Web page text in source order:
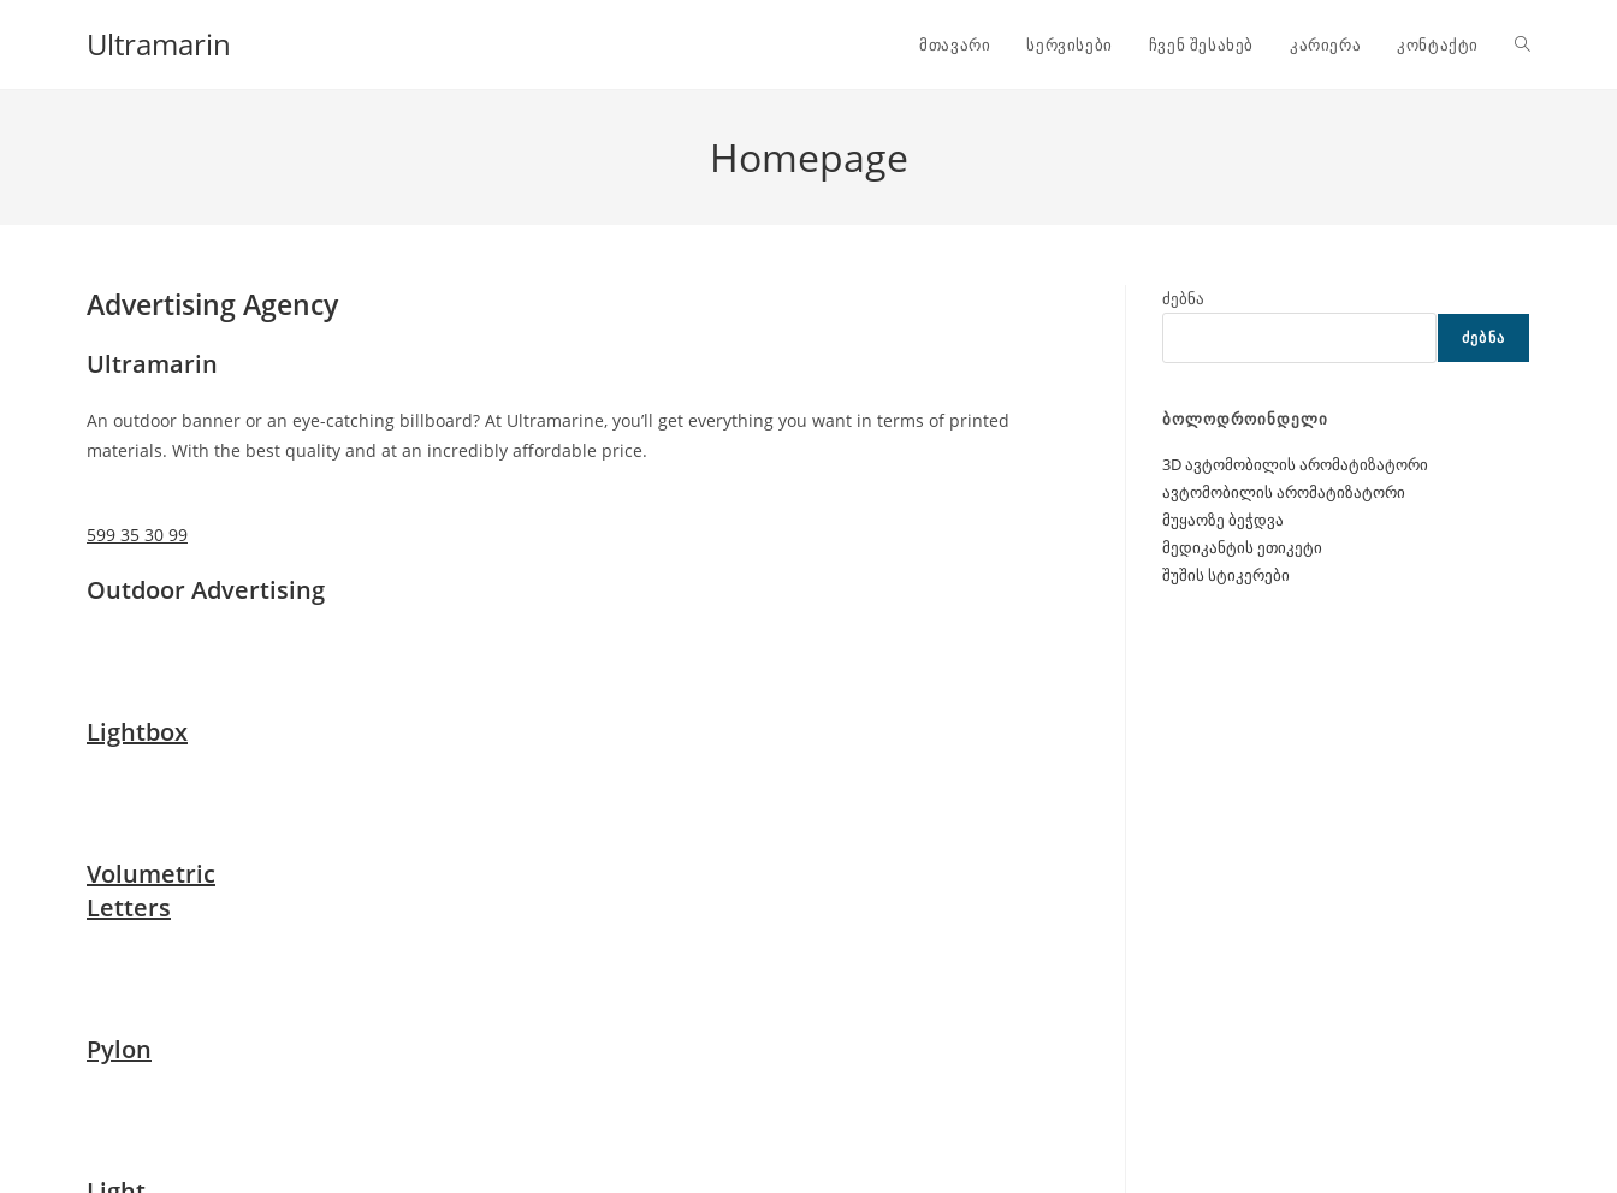
Ultramarin მთავარი სერვისები ჩვენ შესახებ კარიერა კონტაქტი Toggle
Homepage
Advertising Agency
Ultramarin
An outdoor banner or an eye-catching billboard? At Ultramarine, you’ll get everything you want in terms of printed
materials. With the best quality and at an incredibly affordable price.
599 35 30 99
Outdoor Advertising
Lightbox
Volumetric
Letters
Pylon
ძებნა
ᲫᲔᲑᲜᲐ
ბოლოდროინდელი
3D ავტომობილის არომატიზატორი
ავტომობილის არომატიზატორი
მუყაოზე ბეჭდვა
მედიკანტის ეთიკეტი
შუშის სტიკერები